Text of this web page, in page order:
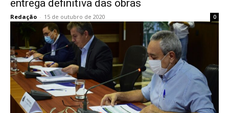
entrega definitiva das obras
Redação - 15 de outubro de 2020 0